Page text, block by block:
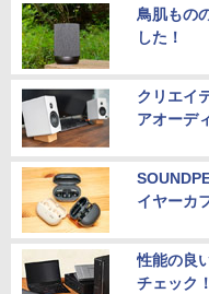
鳥肌もの
した！
クリエイ
アオーデ
イヤーカ
性能の良
チェック！